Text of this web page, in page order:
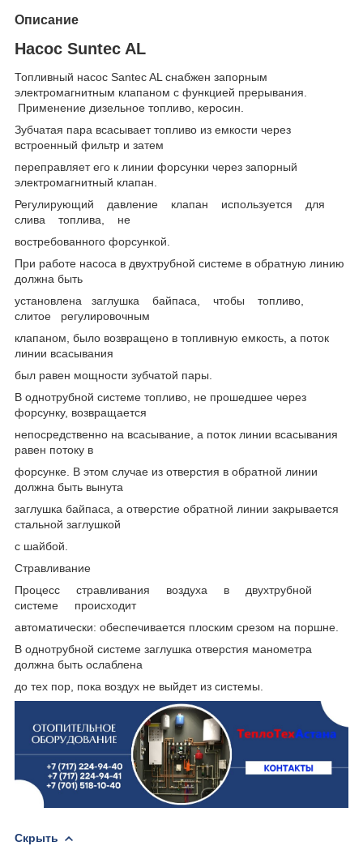
Описание
Насос Suntec AL
Топливный насос Santec AL снабжен запорным
электромагнитным клапаном с функцией прерывания.
Применение дизельное топливо, керосин.
Зубчатая пара всасывает топливо из емкости через
встроенный фильтр и затем
переправляет его к линии форсунки через запорный
электромагнитный клапан.
Регулирующий давление клапан используется для
слива топлива, не
востребованного форсункой.
При работе насоса в двухтрубной системе в обратную линию
должна быть
установлена заглушка байпаса, чтобы топливо,
слитое регулировочным
клапаном, было возвращено в топливную емкость, а поток
линии всасывания
был равен мощности зубчатой пары.
В однотрубной системе топливо, не прошедшее через
форсунку, возвращается
непосредственно на всасывание, а поток линии всасывания
равен потоку в
форсунке. В этом случае из отверстия в обратной линии
должна быть вынута
заглушка байпаса, а отверстие обратной линии закрывается
стальной заглушкой
с шайбой.
Стравливание
Процесс стравливания воздуха в двухтрубной
системе происходит
автоматически: обеспечивается плоским срезом на поршне.
В однотрубной системе заглушка отверстия манометра
должна быть ослаблена
до тех пор, пока воздух не выйдет из системы.
Скрыть